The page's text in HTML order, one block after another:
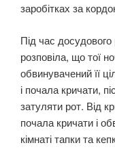
заробітках за
Під час
розповіла, що тої
обвинувачений її
і почала кричати,
затуляти рот. Від
почала кричати і
кімнаті тапки та